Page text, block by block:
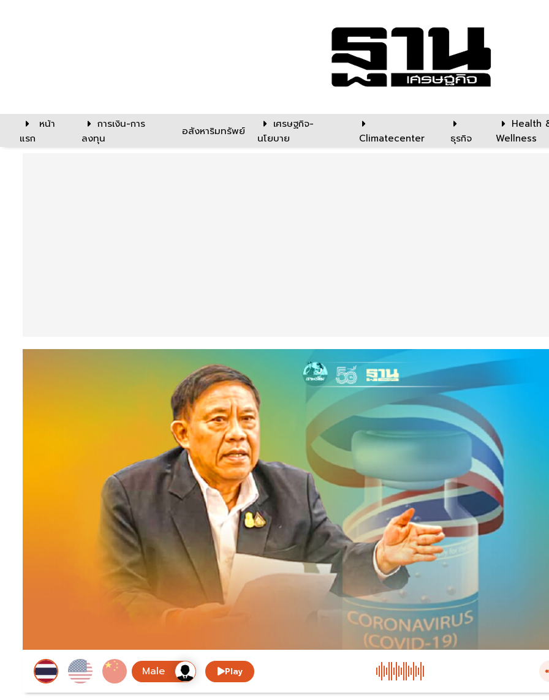
หน้า
แรก
การเงิน-การ
ลงทุน
อสังหาริมทรัพย์
เศรษฐกิจ-
นโยบาย
Climatecenter ธุรกิจ
Health
Wellness
Play